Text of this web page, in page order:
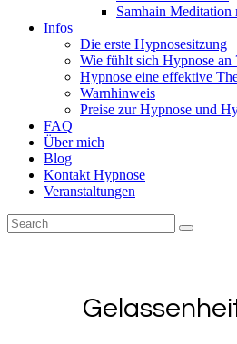
Samhain Meditation
Infos
Die erste Hypnosesitzung
Wie fühlt sich Hypnose an
Hypnose eine effektive
Warnhinweis
Preise zur Hypnose und
FAQ
Über mich
Blog
Kontakt Hypnose
Veranstaltungen